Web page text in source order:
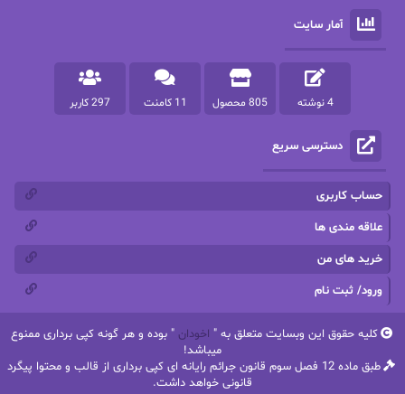
پرستو مهاجر
پرهام رسولی
پروانه قدیمی پروانه محمدی
پریسا شکور(طوفان خاموش)
پنلوپه وارد
تاران
ترنم.25
ثمین سرابی جان فاولز
جرج.آر.آر.مارتین
آمار سایت
4 نوشته 805 محصول 11 کامنت 297 کاربر
دسترسی سریع
حساب کاربری
علاقه مندی ها
خرید های من
ورود/ ثبت نام
کلیه حقوق این وبسایت متعلق به " اخودان " بوده و هر گونه کپی برداری ممنوع
میباشد!
طبق ماده 12 فصل سوم قانون جرائم رایانه ای کپی برداری از قالب و محتوا پیگرد
قانونی خواهد داشت.